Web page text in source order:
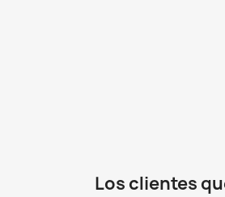
Los clientes